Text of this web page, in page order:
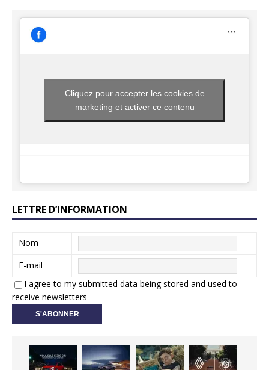
Cliquez pour accepter les cookies de
marketing et activer ce contenu
LETTRE D’INFORMATION
Nom
E-mail
I agree to my submitted data being stored and used to
receive newsletters